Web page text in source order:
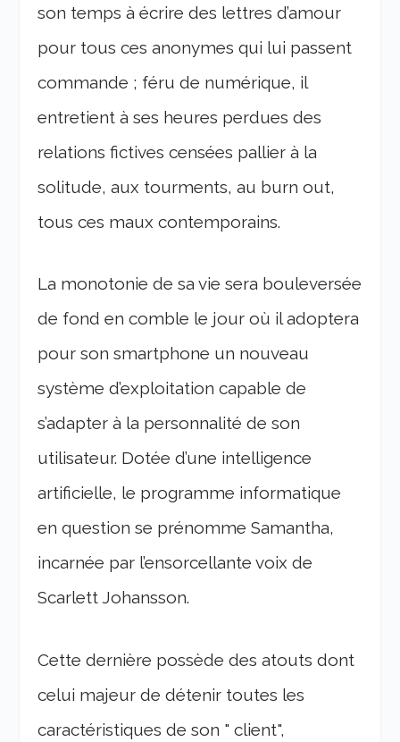
son temps à écrire des lettres d’amour
pour tous ces anonymes qui lui passent
commande ; féru de numérique, il
entretient à ses heures perdues des
relations fictives censées pallier à la
solitude, aux tourments, au burn out,
tous ces maux contemporains.
La monotonie de sa vie sera bouleversée
de fond en comble le jour où il adoptera
pour son smartphone un nouveau
système d’exploitation capable de
s’adapter à la personnalité de son
utilisateur. Dotée d’une intelligence
artificielle, le programme informatique
en question se prénomme Samantha,
incarnée par l’ensorcellante voix de
Scarlett Johansson.
Cette dernière possède des atouts dont
celui majeur de détenir toutes les
caractéristiques de son " client",